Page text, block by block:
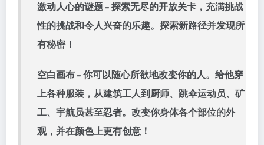
激动人心的谜题 – 探索无尽的开放关卡，充满挑战
性的挑战和令人兴奋的乐趣。探索新路径并发现所
有秘密！
空白画布 – 你可以随心所欲地改变你的人。给他穿
上各种服装，从建筑工人到厨师、跳伞运动员、矿
工、宇航员甚至忍者。改变你身体各个部位的外
观，并在颜色上更有创意！